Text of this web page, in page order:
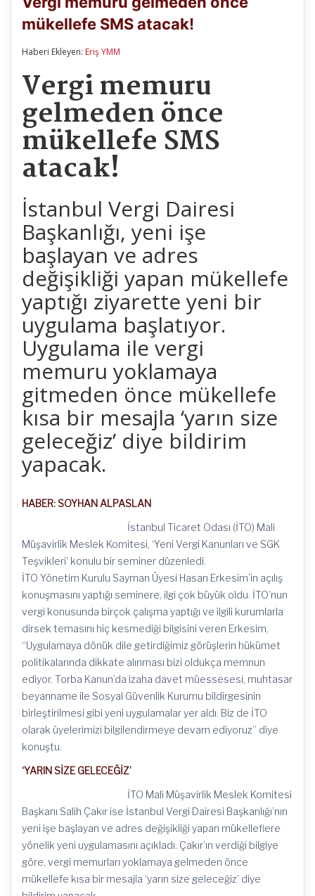
önce
mükellefe
mükellefe SMS atacak!
Haberi Ekleyen: Eriş YMM
Vergi memuru
gelmeden önce
mükellefe SMS
atacak!
İstanbul Vergi Dairesi
Başkanlığı, yeni işe
başlayan ve adres
değişikliği yapan mükellefe
yaptığı ziyarette yeni bir
uygulama başlatıyor.
Uygulama ile vergi
memuru yoklamaya
gitmeden önce mükellefe
kısa bir mesajla ‘yarın size
geleceğiz’ diye bildirim
yapacak.
HABER: SOYHAN ALPASLAN
İstanbul Ticaret Odası (İTO) Mali
Müşavirlik Meslek Komitesi, ‘Yeni Vergi Kanunları ve SGK
Teşvikleri’ konulu bir seminer düzenledi.
İTO Yönetim Kurulu Sayman Üyesi Hasan Erkesim’in açılış
konuşmasını yaptığı seminere, ilgi çok büyük oldu. İTO’nun
vergi konusunda birçok çalışma yaptığı ve ilgili kurumlarla
dirsek temasını hiç kesmediği bilgisini veren Erkesim,
“Uygulamaya dönük dile getirdiğimiz görüşlerin hükümet
politikalarında dikkate alınması bizi oldukça memnun
ediyor. Torba Kanun’da izaha davet müessesesi, muhtasar
beyanname ile Sosyal Güvenlik Kurumu bildirgesinin
birleştirilmesi gibi yeni uygulamalar yer aldı. Biz de İTO
olarak üyelerimizi bilgilendirmeye devam ediyoruz” diye
konuştu.
‘YARIN SİZE GELECEĞİZ’
İTO Mali Müşavirlik Meslek Komitesi
Başkanı Salih Çakır ise İstanbul Vergi Dairesi Başkanlığı’nın
yeni işe başlayan ve adres değişikliği yapan mükelleflere
yönelik yeni uygulamasını açıkladı. Çakır’ın verdiği bilgiye
göre, vergi memurları yoklamaya gelmeden önce
mükellefe kısa bir mesajla ‘yarın size geleceğiz’ diye